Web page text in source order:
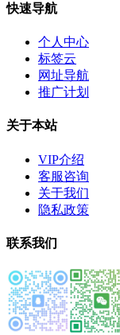
快速导航
个人中心
标签云
网址导航
推广计划
关于本站
VIP介绍
客服咨询
关于我们
隐私政策
联系我们